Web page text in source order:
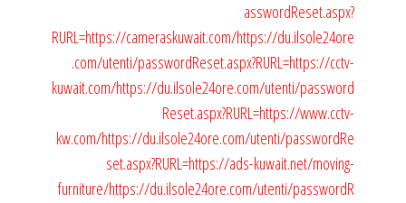
asswordReset.aspx?
RURL=https://cameraskuwait.com/https://du.ilsole24ore
.com/utenti/passwordReset.aspx?RURL=https://cctv-
kuwait.com/https://du.ilsole24ore.com/utenti/password
Reset.aspx?RURL=https://www.cctv-
kw.com/https://du.ilsole24ore.com/utenti/passwordRe
set.aspx?RURL=https://ads-kuwait.net/moving-
furniture/https://du.ilsole24ore.com/utenti/passwordR